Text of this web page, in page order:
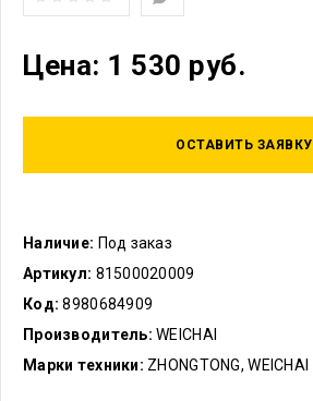
Наличие: Под заказ
Артикул: 81500020009
Код: 8980684909
Производитель: WEICHAI
Марки техники: ZHONGTONG, WEICHAI
Цена: 1 530 руб.
ОСТАВИТЬ ЗАЯВКУ